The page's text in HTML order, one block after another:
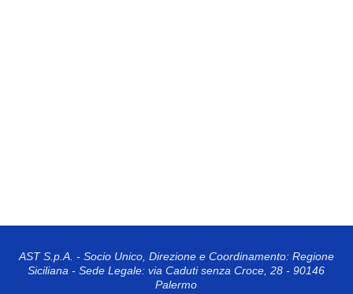
AST S.p.A. - Socio Unico, Direzione e Coordinamento: Regione
Siciliana - Sede Legale: via Caduti senza Croce, 28 - 90146
Palermo